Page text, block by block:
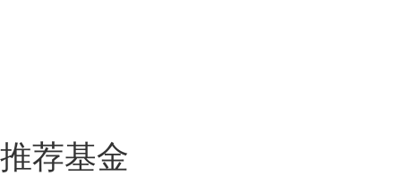
推荐基金